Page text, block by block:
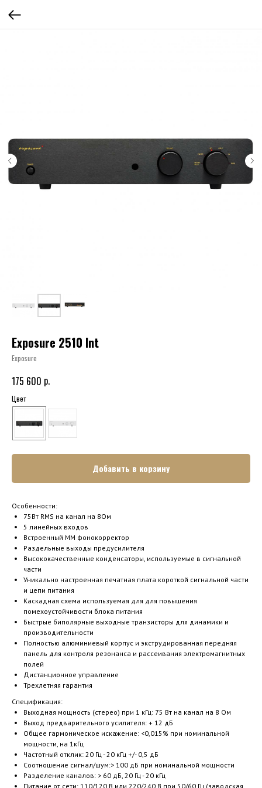
Exposure 2510 Int
Exposure
175 600 р.
Цвет
Добавить в корзину
Особенности:
75Вт RMS на канал на 8Ом
5 линейных входов
Встроенный MM фонокорректор
Раздельные выходы предусилителя
Высококачественные конденсаторы, используемые в сигнальной
части
Уникально настроенная печатная плата короткой сигнальной части
и цепи питания
Каскадная схема используемая для для повышения
помехоустойчивости блока питания
Быстрые биполярные выходные транзисторы для динамики и
производительности
Полностью алюминиевый корпус и экструдированная передняя
панель для контроля резонанса и рассеивания электромагнитных
полей
Дистанционное управление
Трехлетняя гарантия
Спецификация:
Выходная мощность (стерео) при 1 кГц: 75 Вт на канал на 8 Ом
Выход предварительного усилителя: + 12 дБ
Общее гармоническое искажение: <0,015% при номинальной
мощности, на 1кГц
Частотный отклик: 20 Гц - 20 кГц +/- 0,5 дБ
Соотношение сигнал/шум:> 100 дБ при номинальной мощности
Разделение каналов: > 60 дБ, 20 Гц - 20 кГц
Питание от сети: 110/120 В или 220/240 В при 50/60 Гц (заводская